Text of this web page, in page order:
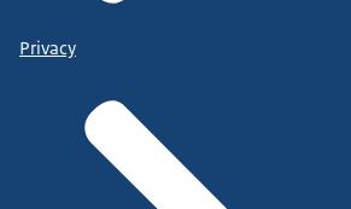
Privacy